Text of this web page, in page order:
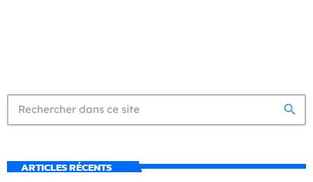
search
ARTICLES RÉCENTS